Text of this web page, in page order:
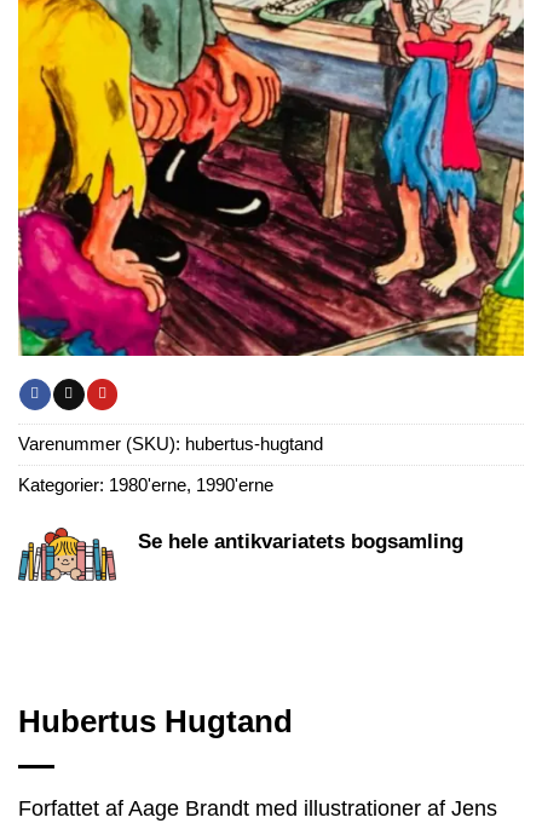
Varenummer (SKU): hubertus-hugtand
Kategorier: 1980'erne, 1990'erne
Se hele antikvariatets bogsamling
Hubertus Hugtand
Forfattet af Aage Brandt med illustrationer af Jens